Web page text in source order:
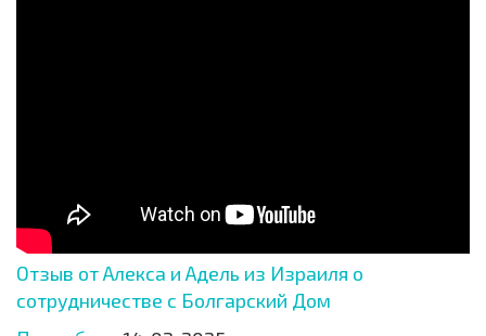
Отзыв от Алекса и Адель из Израиля о
сотрудничестве с Болгарский Дом